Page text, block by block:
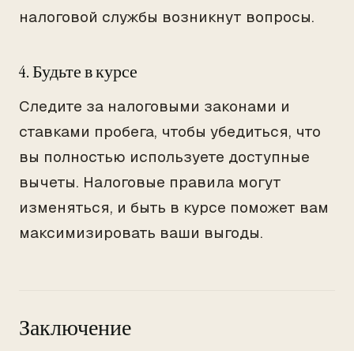
налоговой службы возникнут вопросы.
4. Будьте в курсе
Следите за налоговыми законами и
ставками пробега, чтобы убедиться, что
вы полностью используете доступные
вычеты. Налоговые правила могут
изменяться, и быть в курсе поможет вам
максимизировать ваши выгоды.
Заключение